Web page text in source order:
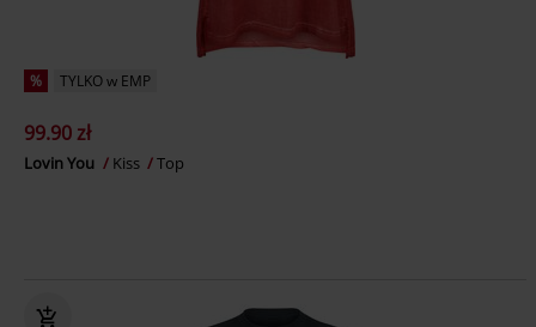
% TYLKO w EMP
99.90 zł
Lovin You Kiss Top